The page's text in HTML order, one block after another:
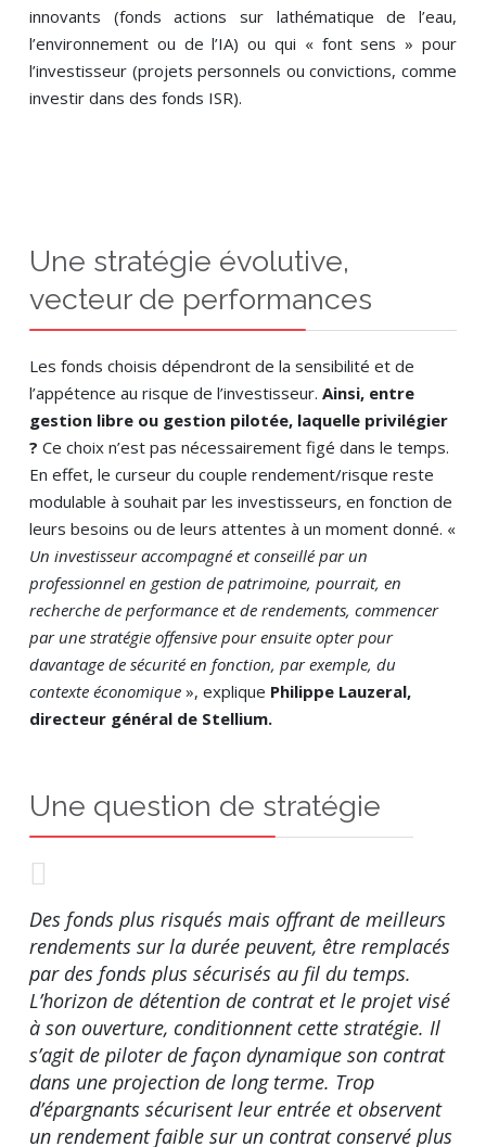
innovants (fonds actions sur lathématique de l’eau,
l’environnement ou de l’IA) ou qui « font sens » pour
l’investisseur (projets personnels ou convictions, comme
investir dans des fonds ISR).
Une stratégie évolutive,
vecteur de performances
Les fonds choisis dépendront de la sensibilité et de
l’appétence au risque de l’investisseur. Ainsi, entre
gestion libre ou gestion pilotée, laquelle privilégier
? Ce choix n’est pas nécessairement figé dans le temps.
En effet, le curseur du couple rendement/risque reste
modulable à souhait par les investisseurs, en fonction de
leurs besoins ou de leurs attentes à un moment donné. «
Un investisseur accompagné et conseillé par un
professionnel en gestion de patrimoine, pourrait, en
recherche de performance et de rendements, commencer
par une stratégie offensive pour ensuite opter pour
davantage de sécurité en fonction, par exemple, du
contexte économique », explique Philippe Lauzeral,
directeur général de Stellium.
Une question de stratégie
Des fonds plus risqués mais offrant de meilleurs
rendements sur la durée peuvent, être remplacés
par des fonds plus sécurisés au fil du temps.
L’horizon de détention de contrat et le projet visé
à son ouverture, conditionnent cette stratégie. Il
s’agit de piloter de façon dynamique son contrat
dans une projection de long terme. Trop
d’épargnants sécurisent leur entrée et observent
un rendement faible sur un contrat conservé plus